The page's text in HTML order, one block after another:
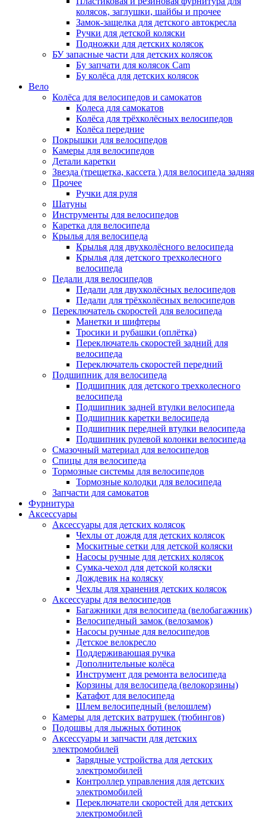
колясок, заглушки, шайбы и прочее
Замок-защелка для детского автокресла
Ручки для детской коляски
Подножки для детских колясок
БУ запасные части для детских колясок
Бу запчати для колясок Cam
Бу колёса для детских колясок
Вело
Колёса для велосипедов и самокатов
Колеса для самокатов
Колёса для трёхколёсных велосипедов
Колёса передние
Покрышки для велосипедов
Камеры для велосипедов
Детали каретки
Звезда (трещетка, кассета ) для велосипеда задняя
Прочее
Ручки для руля
Шатуны
Инструменты для велосипедов
Каретка для велосипеда
Крылья для велосипеда
Крылья для двухколёсного велосипеда
Крылья для детского трехколесного
велосипеда
Педали для велосипедов
Педали для двухколёсных велосипедов
Педали для трёхколёсных велосипедов
Переключатель скоростей для велосипеда
Манетки и шифтеры
Тросики и рубашки (оплётка)
Переключатель скоростей задний для
велосипеда
Переключатель скоростей передний
Подшипник для велосипеда
Подшипник для детского трехколесного
велосипеда
Подшипник задней втулки велосипеда
Подшипник каретки велосипеда
Подшипник передней втулки велосипеда
Подшипник рулевой колонки велосипеда
Смазочный материал для велосипедов
Спицы для велосипеда
Тормозные системы для велосипедов
Тормозные колодки для велосипеда
Запчасти для самокатов
Фурнитура
Аксессуары
Аксессуары для детских колясок
Чехлы от дождя для детских колясок
Москитные сетки для детской коляски
Насосы ручные для детских колясок
Сумка-чехол для детской коляски
Дождевик на коляску
Чехлы для хранения детских колясок
Аксессуары для велосипедов
Багажники для велосипеда (велобагажник)
Велосипедный замок (велозамок)
Насосы ручные для велосипедов
Детское велокресло
Поддерживающая ручка
Дополнительные колёса
Инструмент для ремонта велосипеда
Корзины для велосипеда (велокорзины)
Катафот для велосипеда
Шлем велосипедный (велошлем)
Камеры для детских ватрушек (тюбингов)
Подошвы для лыжных ботинок
Аксессуары и запчасти для детских
электромобилей
Зарядные устройства для детских
электромобилей
Контроллер управления для детских
электромобилей
Переключатели скоростей для детских
электромобилей